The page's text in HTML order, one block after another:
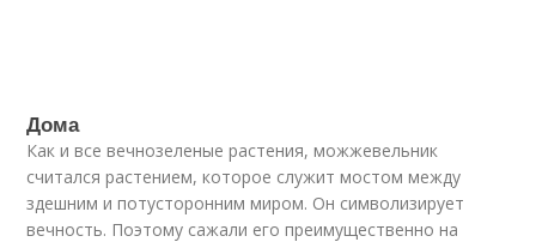
Дома
Как и все вечнозеленые растения, можжевельник
считался растением, которое служит мостом между
здешним и потусторонним миром. Он символизирует
вечность. Поэтому сажали его преимущественно на